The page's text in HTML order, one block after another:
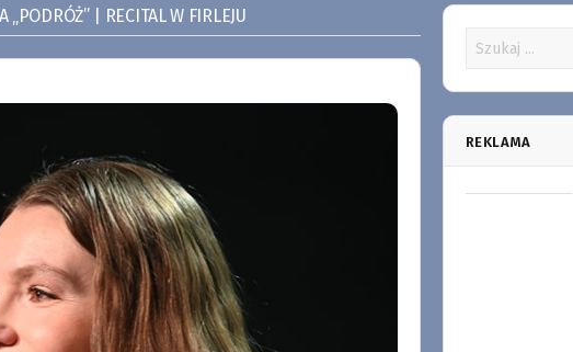
„PODRÓŻ” | RECITAL W FIRLEJU
REKLAMA